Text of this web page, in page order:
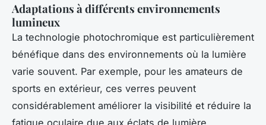
Adaptations à différents environnements
lumineux
La technologie photochromique est particulièrement
bénéfique dans des environnements où la lumière
varie souvent. Par exemple, pour les amateurs de
sports en extérieur, ces verres peuvent
considérablement améliorer la visibilité et réduire la
fatigue oculaire due aux éclats de lumière.